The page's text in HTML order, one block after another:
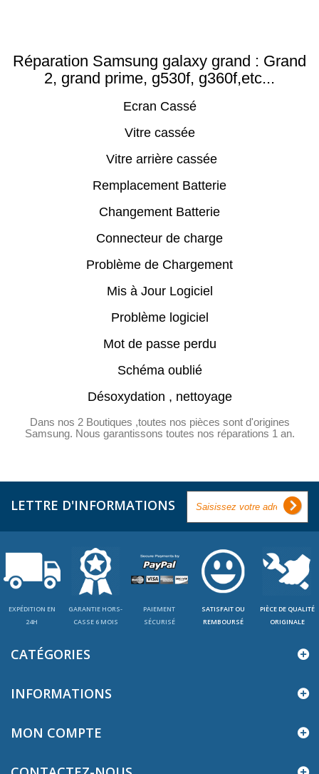
Réparation Samsung galaxy grand : Grand
2, grand prime, g530f, g360f,etc...
Ecran Cassé
Vitre cassée
Vitre arrière cassée
Remplacement Batterie
Changement Batterie
Connecteur de charge
Problème de Chargement
Mis à Jour Logiciel
Problème logiciel
Mot de passe perdu
Schéma oublié
Désoxydation , nettoyage
Dans nos 2 Boutiques ,toutes nos pièces sont d'origines
Samsung. Nous garantissons toutes nos réparations 1 an.
LETTRE D'INFORMATIONS
EXPÉDITION EN
24H
GARANTIE HORS-
CASSE 6 MOIS
PAIEMENT
SÉCURISÉ
SATISFAIT OU
REMBOURSÉ
PIÈCE DE QUALITÉ
ORIGINALE
CATÉGORIES
INFORMATIONS
MON COMPTE